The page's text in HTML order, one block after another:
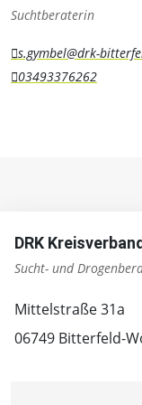
Suchtberaterin
s.gymbel@drk-
03493376262
DRK
Sucht- und
Mittelstraße 31a
06749 Bitterfeld-